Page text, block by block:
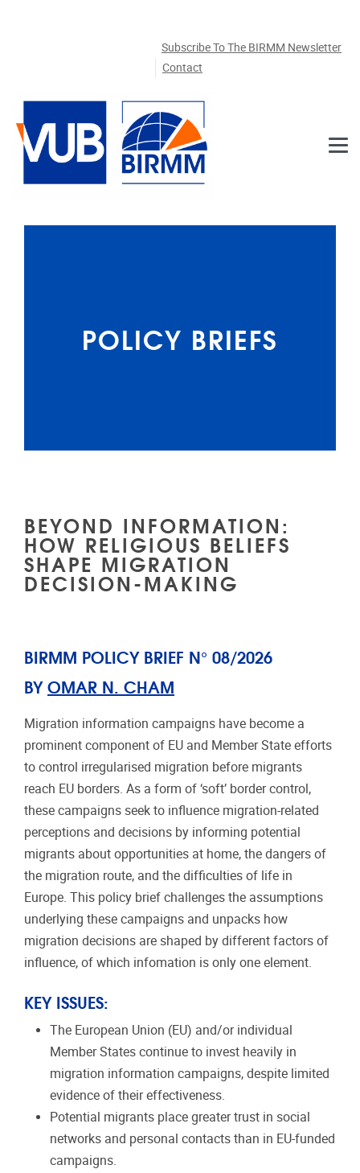
Subscribe To The BIRMM Newsletter
Contact
POLICY BRIEFS
BEYOND INFORMATION:
HOW RELIGIOUS BELIEFS
SHAPE MIGRATION
DECISION-MAKING
BIRMM POLICY BRIEF N° 08/2026
BYOMAR N. CHAM
Migration information campaigns have become a
prominent component of EU and Member State efforts
to control irregularised migration before migrants
reach EU borders. As a form of ‘soft’ border control,
these campaigns seek to influence migration-related
perceptions and decisions by informing potential
migrants about opportunities at home, the dangers of
the migration route, and the difficulties of life in
Europe. This policy brief challenges the assumptions
underlying these campaigns and unpacks how
migration decisions are shaped by different factors of
influence, of which infomation is only one element.
KEY ISSUES:
The European Union (EU) and/or individual
Member States continue to invest heavily in
migration information campaigns, despite limited
evidence of their effectiveness.
Potential migrants place greater trust in social
networks and personal contacts than in EU-funded
campaigns.